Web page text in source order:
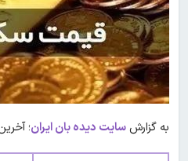
به گزارشسایت دیده بان ایران؛